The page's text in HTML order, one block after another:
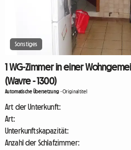
Sonstiges
1 WG-Zimmer in einer
(Wavre - 1300)
Automatische Übersetzung -Originaltitel
Art der Unterkunft:
Art:
Unterkunftskapazität:
Anzahl der Schlafzimmer: